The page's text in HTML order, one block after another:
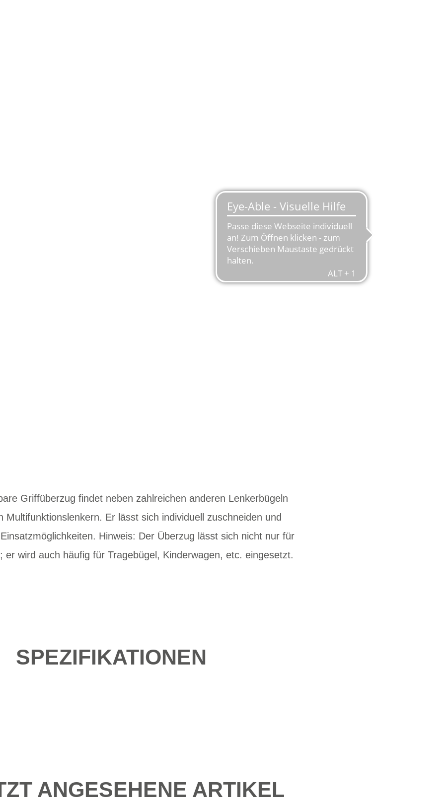
Griffüberzug findet neben zahlreichen anderen Lenkerbügeln
Multifunktionslenkern. Er lässt sich individuell zuschneiden und
Hinweis: Der Überzug lässt sich nicht nur für
er wird auch häufig für Tragebügel, Kinderwagen, etc. eingesetzt.
SPEZIFIKATIONEN
ANGESEHENE ARTIKEL